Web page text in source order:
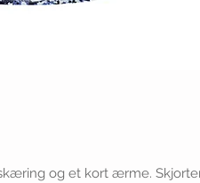
og et kort ærme.